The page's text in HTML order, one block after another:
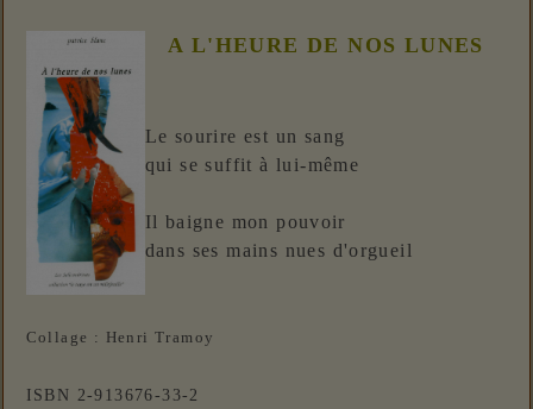
A L'HEURE DE NOS LUNES
Le sourire est un sang
qui se suffit à lui-même
Il baigne mon pouvoir
dans ses mains nues d'orgueil
Collage : Henri Tramoy
ISBN 2-913676-33-2